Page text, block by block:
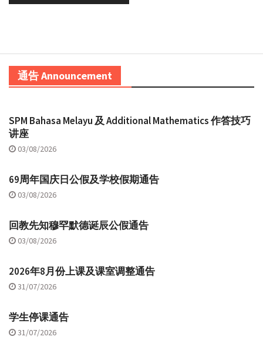
通告 Announcement
SPM Bahasa Melayu 及 Additional Mathematics 作答技巧
讲座
03/08/2026
69周年国庆日公假及学校假期通告
03/08/2026
回教先知穆罕默德诞辰公假通告
03/08/2026
2026年8月份上课及课室调整通告
31/07/2026
学生停课通告
31/07/2026